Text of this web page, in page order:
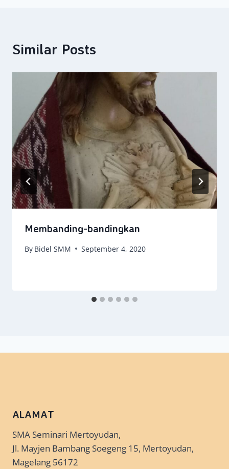
Similar Posts
Membanding-bandingkan
By Bidel SMM September 4, 2020
ALAMAT
SMA Seminari Mertoyudan,
Jl. Mayjen Bambang Soegeng 15, Mertoyudan,
Magelang 56172